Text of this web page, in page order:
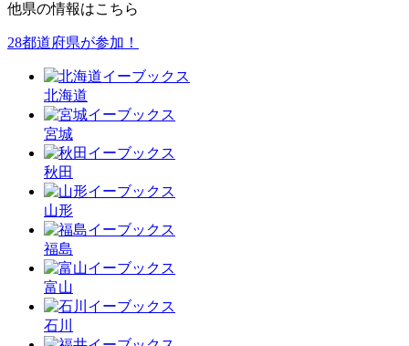
他県の情報はこちら
28都道府県が参加！
北海道
宮城
秋田
山形
福島
富山
石川